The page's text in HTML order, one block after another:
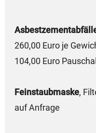
260,00 Euro je
104,00 Euro
Feinstaubmaske,
auf Anfrage